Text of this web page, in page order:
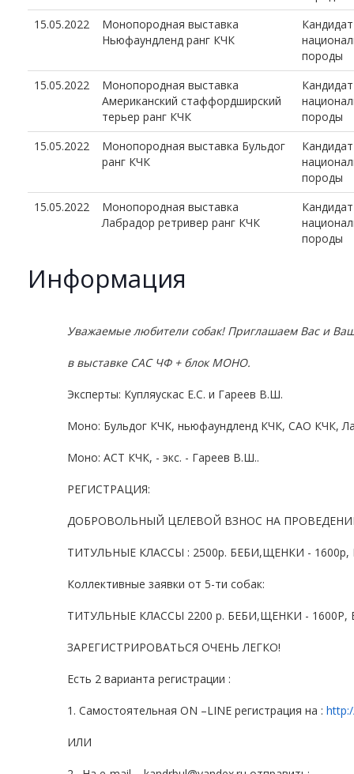
15.05.2022
Монопородная выставка
Ньюфаундленд ранг КЧК
породы
15.05.2022
Монопородная выставка
Американский стаффордширский
терьер ранг КЧК
породы
15.05.2022
Монопородная выставка Бульдог
ранг КЧК
породы
15.05.2022
Монопородная выставка
Лабрадор ретривер ранг КЧК
породы
Информация
Уважаемые любители собак! Приглашаем Вас и
в выставке САС ЧФ + блок МОНО.
Эксперты: Купляускас Е.С. и Гареев В.Ш.
Моно: Бульдог КЧК, ньюфаундленд КЧК, САО КЧК,
Моно: АСТ КЧК, - экс. - Гареев В.Ш..
РЕГИСТРАЦИЯ:
ДОБРОВОЛЬНЫЙ ЦЕЛЕВОЙ ВЗНОС НА
ТИТУЛЬНЫЕ КЛАССЫ : 2500р. БЕБИ,ЩЕНКИ -
Коллективные заявки от 5-ти собак:
ТИТУЛЬНЫЕ КЛАССЫ 2200 р. БЕБИ,ЩЕНКИ - 1600Р,
ЗАРЕГИСТРИРОВАТЬСЯ ОЧЕНЬ ЛЕГКО!
Есть 2 варианта регистрации :
1. Самостоятельная ON –LINE регистрация на :
ИЛИ